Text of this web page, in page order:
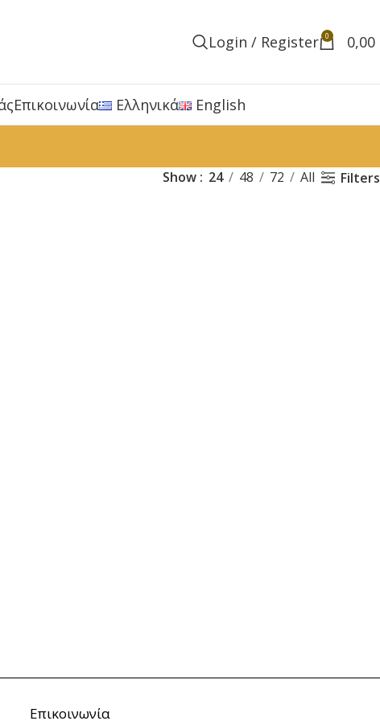
Login / Register 0 0,00
Επικοινωνία Ελληνικά English
Show 24 48 72 All Filters
Επικοινωνία